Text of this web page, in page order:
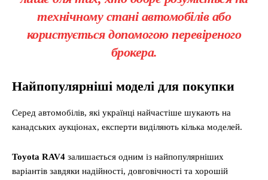
технічному стані автомобілів або
користується допомогою перевіреного
брокера.
Найпопулярніші моделі для покупки
Серед автомобілів, які українці найчастіше шукають на
канадських аукціонах, експерти виділяють кілька моделей.
Toyota RAV4 залишається одним із найпопулярніших
варіантів завдяки надійності, довговічності та хорошій